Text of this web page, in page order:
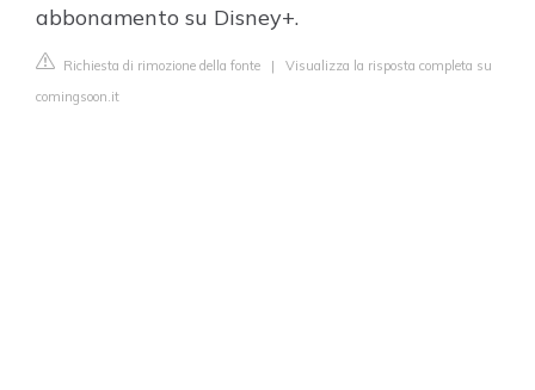
abbonamento su Disney+.
Richiesta di rimozione della fonte | Visualizza la risposta completa su
comingsoon.it